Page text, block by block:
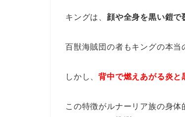
キングは、 顔や全身を黒い鎧で
百獣海賊団の者もキングの本当
しかし、背中で燃えあがる炎と
この特徴がルナーリア族の身